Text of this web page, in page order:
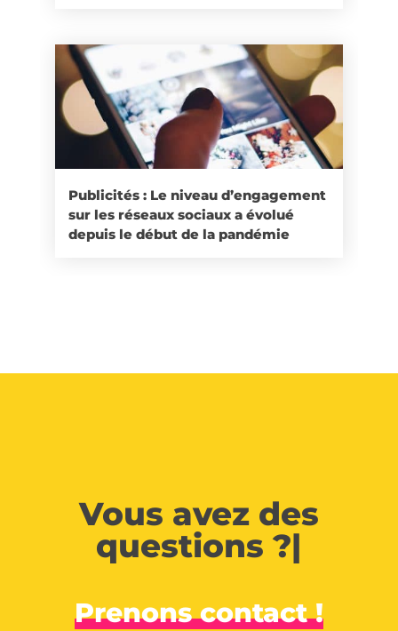
Publicités : Le niveau d’engagement
sur les réseaux sociaux a évolué
depuis le début de la pandémie
Vous avez des
questions ?|
Prenons contact !